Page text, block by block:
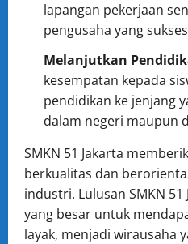
lapangan pekerjaan
pengusaha yang
Melanjutkan
kesempatan kepada
pendidikan ke jenjang
dalam negeri maupun
SMKN 51 Jakarta
berkualitas dan
industri. Lulusan SMKN
yang besar untuk
layak, menjadi wirausaha